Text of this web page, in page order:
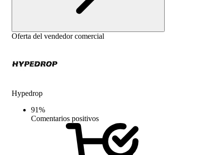
Oferta del vendedor comercial
Hypedrop
91%
Comentarios positivos